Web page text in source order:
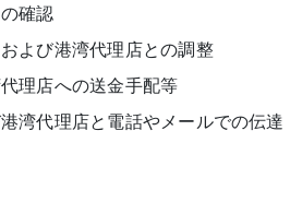
確認
よび港湾代理店との調整
理店への送金手配等
湾代理店と電話やメールでの伝達